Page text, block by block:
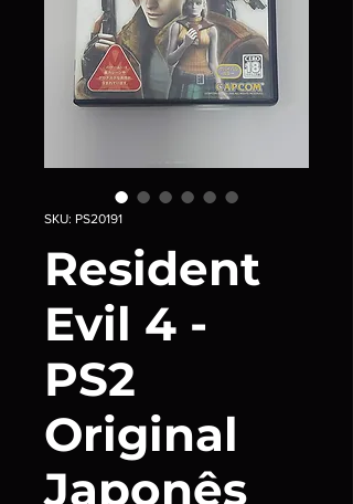
SKU: PS20191
Resident
Evil 4 -
PS2
Original
Japonês